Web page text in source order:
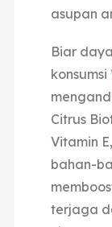
asupan
Biar
konsumsi
Citrus
Vitamin
bahan-
terjaga